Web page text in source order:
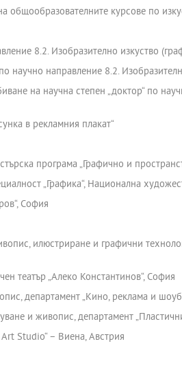
общообразователните курсове по
8.2. Изобразително изкуство
научно направление 8.2.
на научна степен „доктор“ по
в рекламния плакат“
програма „Графично и
„Графика“, Национална
София
илюстриране и графични
театър „Алеко Константинов“, София
департамент „Кино, реклама и
и живопис, департамент
Studio“ – Виена, Австрия